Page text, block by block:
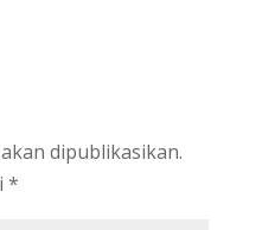
dipublikasikan.
*